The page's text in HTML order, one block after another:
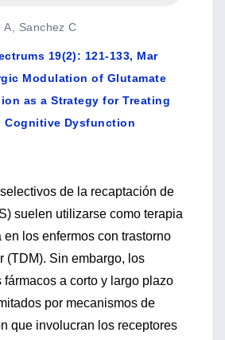
Sanchez C
19(2): 121-133, Mar
Modulation of Glutamate
as a Strategy for Treating
Cognitive Dysfunction
de la recaptación de
suelen utilizarse como terapia
los enfermos con trastorno
(TDM). Sin embargo, los
fármacos a corto y largo plazo
por mecanismos de
que involucran los receptores